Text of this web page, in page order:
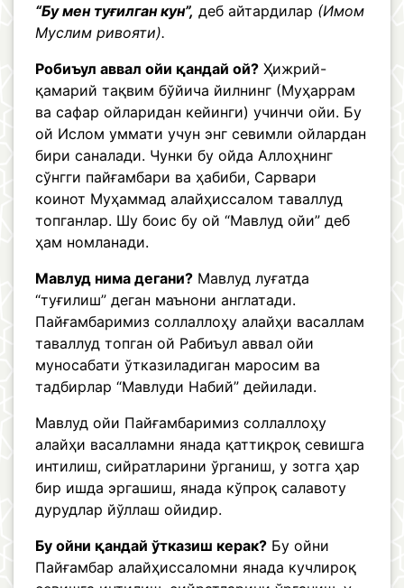
“Бу мен туғилган кун”, деб айтардилар (Имом
Муслим ривояти).
Робиъул аввал ойи қандай ой? Ҳижрий-
қамарий тақвим бўйича йилнинг (Муҳаррам
ва сафар ойларидан кейинги) учинчи ойи. Бу
ой Ислом уммати учун энг севимли ойлардан
бири саналади. Чунки бу ойда Аллоҳнинг
сўнгги пайғамбари ва ҳабиби, Сарвари
коинот Муҳаммад алайҳиссалом таваллуд
топганлар. Шу боис бу ой “Мавлуд ойи” деб
ҳам номланади.
Мавлуд нима дегани? Мавлуд луғатда
“туғилиш” деган маънони англатади.
Пайғамбаримиз соллаллоҳу алайҳи васаллам
таваллуд топган ой Рабиъул аввал ойи
муносабати ўтказиладиган маросим ва
тадбирлар “Мавлуди Набий” дейилади.
Мавлуд ойи Пайғамбаримиз соллаллоҳу
алайҳи васалламни янада қаттиқроқ севишга
интилиш, сийратларини ўрганиш, у зотга ҳар
бир ишда эргашиш, янада кўпроқ салавоту
дурудлар йўллаш ойидир.
Бу ойни қандай ўтказиш керак? Бу ойни
Пайғамбар алайҳиссаломни янада кучлироқ